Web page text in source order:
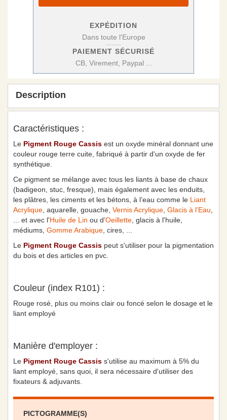
EXPÉDITION
Dans toute l'Europe
PAIEMENT SÉCURISÉ
CB, Virement, Paypal ...
Description
Caractéristiques :
Le Pigment Rouge Cassis est un oxyde minéral donnant une
couleur rouge terre cuite, fabriqué à partir d'un oxyde de fer
synthétique.
Ce pigment se mélange avec tous les liants à base de chaux
(badigeon, stuc, fresque), mais également avec les enduits,
les plâtres, les ciments et les bétons, à l’eau comme le Liant
Acrylique , aquarelle, gouache, Vernis Acrylique Glacis à l'Eau
... et avec l'Huile de Lin ou d’Oeillette , glacis à l'huile,
médiums, Gomme Arabique , cires, ...
Le Pigment Rouge Cassis peut s'utiliser pour la pigmentation
du bois et des articles en pvc.
Couleur (index R101) :
Rouge rosé, plus ou moins clair ou foncé selon le dosage et le
liant employé
Manière d'employer :
Le Pigment Rouge Cassis s'utilise au maximum à 5% du
liant employé, sans quoi, il sera nécessaire d'utiliser des
fixateurs & adjuvants.
PICTOGRAMME(S)